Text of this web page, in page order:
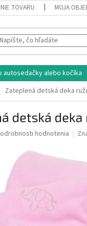
TOVARU MOJA
autosedačky alebo kočíka
Zateplená detská deka
detská
hodnotenia